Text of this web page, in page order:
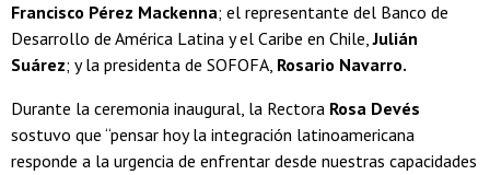
Francisco Pérez Mackenna; el representante del Banco de
Desarrollo de América Latina y el Caribe en Chile,Julián
Suárez; y la presidenta de SOFOFA, Rosario Navarro.
Durante la ceremonia inaugural, la Rectora Rosa Devés
sostuvo que “pensar hoy la integración latinoamericana
responde a la urgencia de enfrentar desde nuestras capacidades